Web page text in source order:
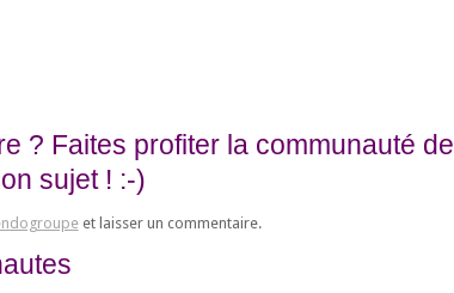
? Faites profiter la communauté de
sujet ! :-)
et laisser un commentaire.